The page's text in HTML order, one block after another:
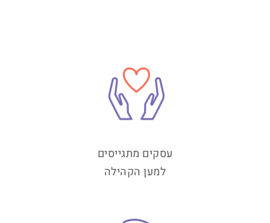
עסקים מתגייסים
למען הקהילה